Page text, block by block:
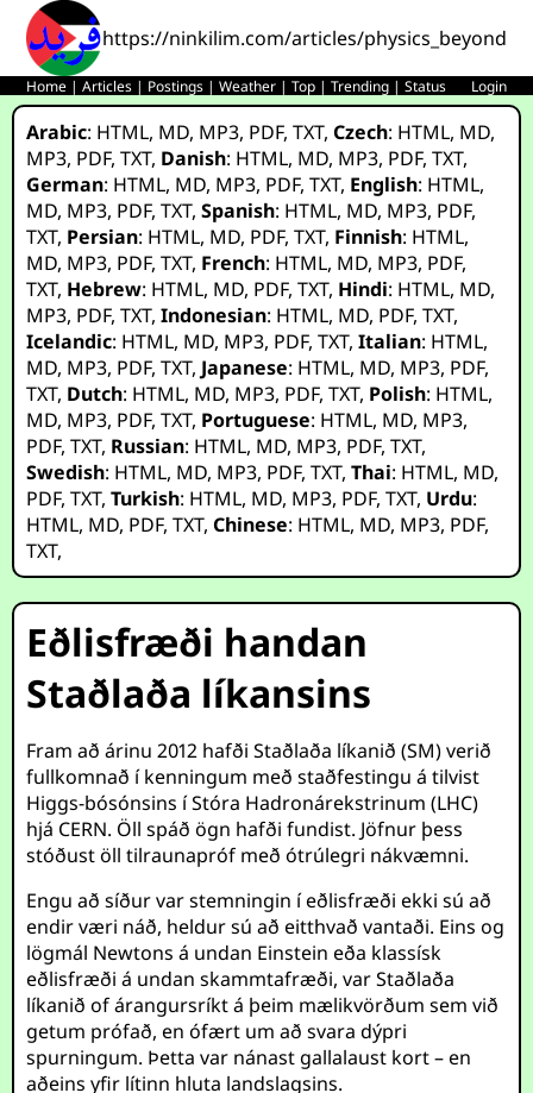
https://ninkilim.com/articles/
Home |Articles | Postings |Weather |Top |Trending |Status Login
Arabic: HTML, MD, MP3, PDF,TXT,Czech: HTML, MD,
MP3, PDF,TXT, Danish: HTML, MD, MP3, PDF,TXT,
German: HTML, MD, MP3, PDF,TXT, English: HTML,
MD, MP3, PDF,TXT,Spanish: HTML, MD, MP3, PDF,
TXT, Persian: HTML, MD, PDF,TXT, Finnish: HTML,
MD, MP3, PDF,TXT, French: HTML, MD, MP3, PDF,
TXT, Hebrew: HTML, MD, PDF,TXT, Hindi: HTML, MD,
MP3, PDF,TXT,Indonesian: HTML, MD, PDF,TXT,
Icelandic: HTML, MD, MP3, PDF,TXT,Italian: HTML,
MD, MP3, PDF,TXT, Japanese: HTML, MD, MP3, PDF,
TXT, Dutch: HTML, MD, MP3, PDF,TXT, Polish: HTML,
MD, MP3, PDF,TXT, Portuguese: HTML, MD, MP3,
PDF,TXT, Russian: HTML, MD, MP3, PDF,TXT,
Swedish: HTML, MD, MP3, PDF,TXT,Thai: HTML, MD,
PDF,TXT,Turkish: HTML, MD, MP3, PDF,TXT, Urdu:
HTML, MD, PDF,TXT,Chinese: HTML, MD, MP3, PDF,
TXT,
Eðlisfræði handan
Staðlaða líkansins
Fram að árinu 2012 hafði Staðlaða líkanið (SM) verið
fullkomnað í kenningum með staðfestingu á tilvist
Higgs-bósónsins í Stóra Hadronárekstrinum (LHC)
hjá CERN. Öll spáð ögn hafði fundist. Jöfnur þess
stóðust öll tilraunapróf með ótrúlegri nákvæmni.
Engu að síður var stemningin í eðlisfræði ekki sú að
endir væri náð, heldur sú að eitthvað vantaði. Eins og
lögmál Newtons á undan Einstein eða klassísk
eðlisfræði á undan skammtafræði, var Staðlaða
líkanið of árangursríkt á þeim mælikvörðum sem við
getum prófað, en ófært um að svara dýpri
spurningum. Þetta var nánast gallalaust kort – en
aðeins yfir lítinn hluta landslagsins.